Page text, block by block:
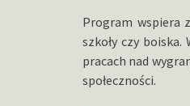
Program wspiera
szkoły czy
pracach nad
społeczności.